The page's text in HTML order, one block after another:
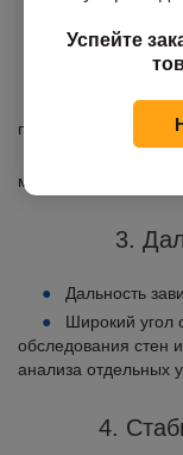
2.
Показывает
прибор способен
мелких дефектов
3.
Дальность
Широкий угол
обследования стен
анализа отдельных
4.
Успейте